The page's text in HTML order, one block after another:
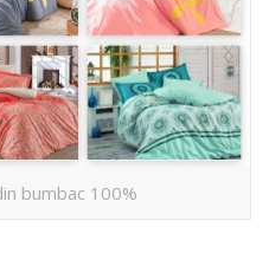
bumbac 100%